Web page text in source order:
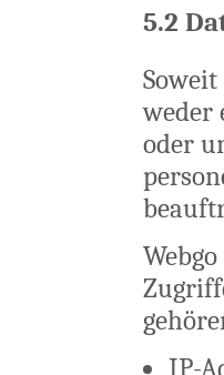
5.2
weder
oder
IP-